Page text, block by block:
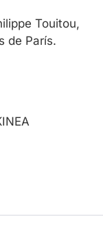
Touitou,
de París.